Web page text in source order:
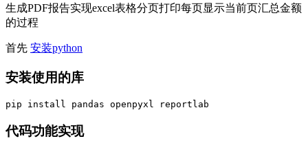
生成PDF报告实现excel表格分页打印每页显示当前页汇总金额
的过程
首先 安装python
安装使用的库
pip install pandas openpyxl reportlab
代码功能实现